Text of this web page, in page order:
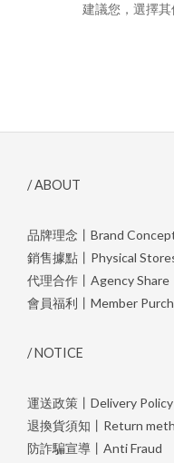
建議您，選擇
/ ABOUT
品牌理念丨Brand
銷售據點丨Physical
代理合作丨Agency Share
會員福利丨Member
/ NOTICE
運送政策丨Delivery Policy
退換貨須知丨Return
防詐騙宣導丨Anti Fraud